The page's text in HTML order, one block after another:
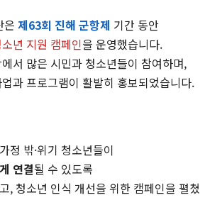
은 제63회 진해 군항제 기간 동안
년 지원 캠페인을 운영했습니다.
서 많은 시민과 청소년들이 참여하며,
과 프로그램이 활발히 홍보되었습니다.
정 밖·위기 청소년들이
연결될 수 있도록
, 청소년 인식 개선을 위한 캠페인을 펼쳤